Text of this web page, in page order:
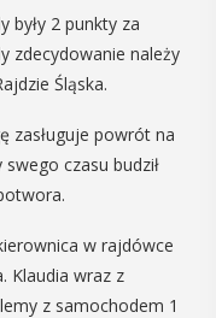
były 2 punkty za
zdecydowanie należy
Śląska.
zasługuje powrót na
czasu budził
w rajdówce
Klaudia wraz z
z samochodem 1
BIBLIOTEKI
W MYŚLENICACH
dla dzieci:
- Ozobot i Photon
do wspólnej zabawy.